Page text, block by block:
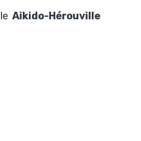
Aikido-Hérouville